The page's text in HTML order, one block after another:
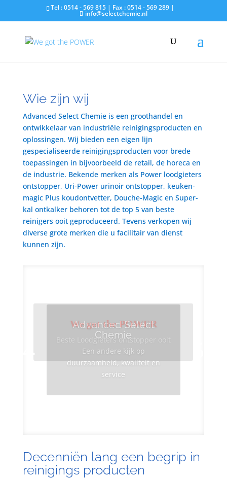
Tel : 0514 - 569 815 | Fax : 0514 - 569 289 |
info@selectchemie.nl
Wie zijn wij
Advanced Select Chemie is een groothandel en
ontwikkelaar van industriële reinigingsproducten en
oplossingen. Wij bieden een eigen lijn
gespecialiseerde reinigingsproducten voor brede
toepassingen in bijvoorbeeld de retail, de horeca en
de industrie. Bekende merken als Power loodgieters
ontstopper, Uri-Power urinoir ontstopper, keuken-
magic Plus koudontvetter, Douche-Magic en Super-
kal ontkalker behoren tot de top 5 van beste
reinigers ooit geproduceerd. Tevens verkopen wij
diverse grote merken die u facilitair van dienst
kunnen zijn.
Advanced Select
Chemie
Een andere kijk op
duurzaamheid, kwaliteit en
service
We got the POWER
Beste Loodgieters ontstopper ooit
Decenniën lang een begrip in
reinigings producten